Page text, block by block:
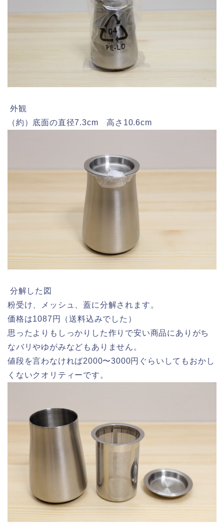
外観
（約）底面の直径7.3cm 高さ10.6cm
分解した図
粉受け、メッシュ、蓋に分解されます。
価格は1087円（送料込みでした）
思ったよりもしっかりした作りで安い商品にありがち
なバリやゆがみなどもありません。
値段を言わなければ2000〜3000円ぐらいしてもおかし
くないクオリティーです。